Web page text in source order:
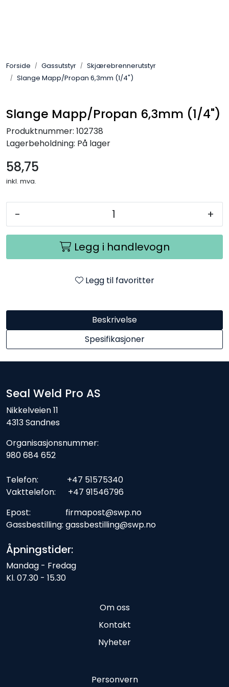
Forside Gassutstyr
Skjærebrennerutstyr
Slange Mapp/Propan 6,3mm (1/4")
Slange Mapp/Propan 6,3mm (1/4")
Produktnummer: 102738
Lagerbeholdning: På lager
58,75
inkl. mva.
- +
Legg i handlevogn
Legg til favoritter
Beskrivelse
Spesifikasjoner
Seal Weld Pro AS
Nikkelveien 11
4313 Sandnes
Organisasjonsnummer:
980 684 652
Telefon: +47 51575340
Vakttelefon: +47 91546796
Epost: firmapost@swp.no
Gassbestilling: gassbestilling@swp.no
Åpningstider:
Mandag - Fredag
Kl. 07.30 - 15.30
Om oss
Kontakt
Nyheter
Personvern
Pakning
Automasjon
Verneutstyr
Industriprodukter